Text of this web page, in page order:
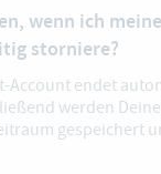
wenn ich
storniere?
Account endet
werden
gespeichert